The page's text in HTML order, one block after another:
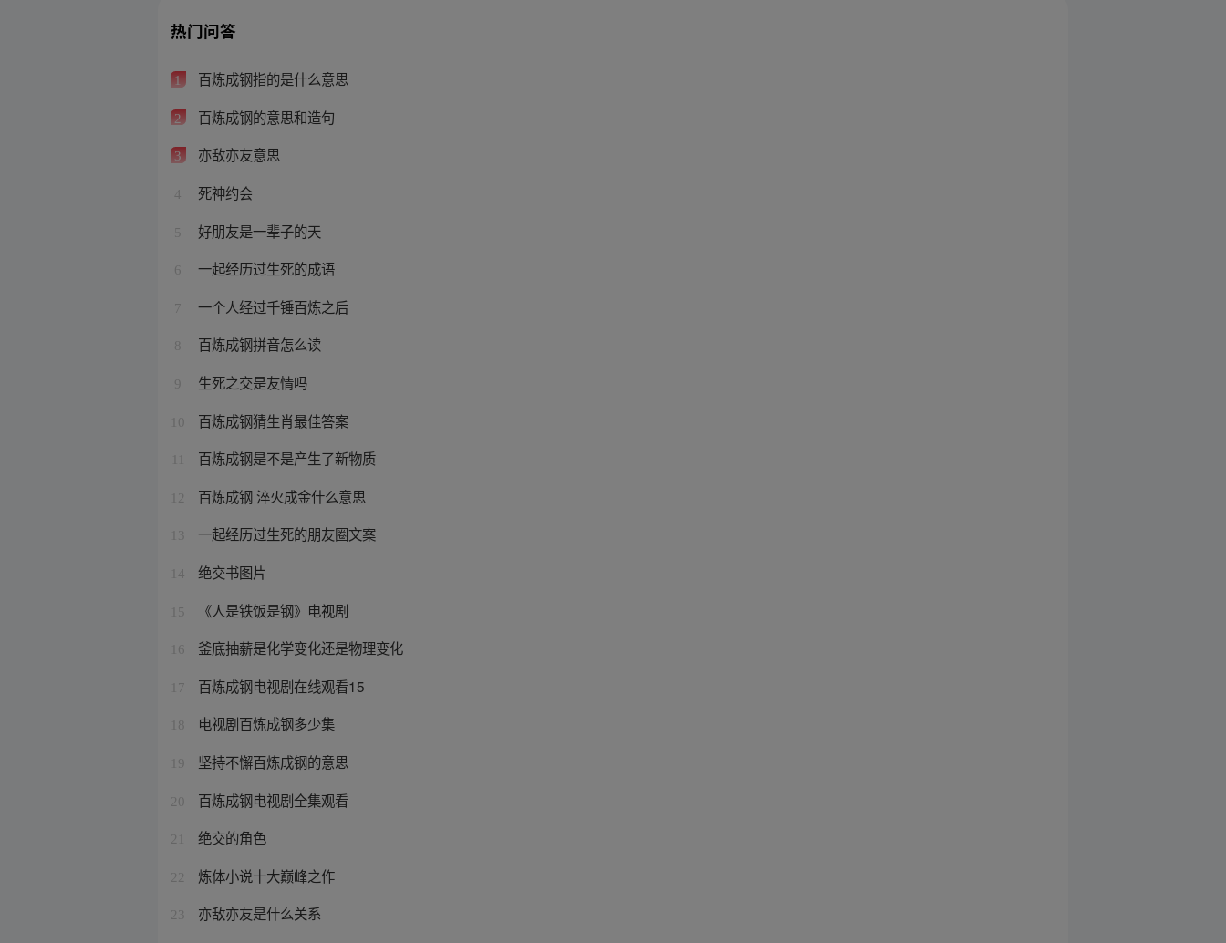
热门问答
1 百炼成钢指的是什么意思
2 百炼成钢的意思和造句
3 亦敌亦友意思
4 死神约会
5 好朋友是一辈子的天
6 一起经历过生死的成语
7 一个人经过千锤百炼之后
8 百炼成钢拼音怎么读
9 生死之交是友情吗
10 百炼成钢猜生肖最佳答案
百炼成钢是不是产生了新物质
12 百炼成钢 淬火成金什么意思
13 一起经历过生死的朋友圈文案
14 绝交书图片
15 《人是铁饭是钢》电视剧
16 釜底抽薪是化学变化还是物理变化
17 百炼成钢电视剧在线观看15
18 电视剧百炼成钢多少集
19 坚持不懈百炼成钢的意思
20 百炼成钢电视剧全集观看
21 绝交的角色
22 炼体小说十大巅峰之作
23 亦敌亦友是什么关系